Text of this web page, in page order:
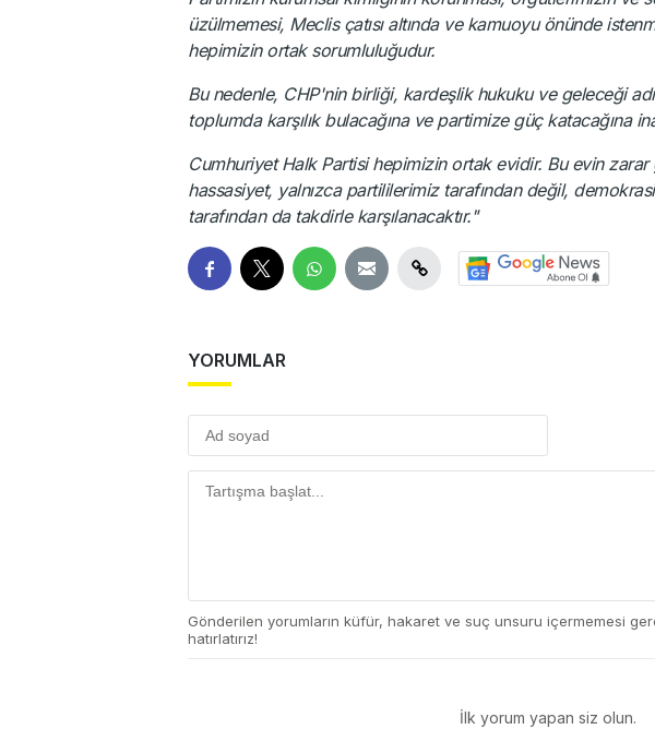
üzülmemesi, Meclis çatısı altında ve kamuoyu önünde
hepimizin ortak sorumluluğudur.
Bu nedenle, CHP'nin birliği, kardeşlik hukuku ve geleceği
toplumda karşılık bulacağına ve partimize güç katacağına
Cumhuriyet Halk Partisi hepimizin ortak evidir. Bu evin
hassasiyet, yalnızca partililerimiz tarafından değil,
tarafından da takdirle karşılanacaktır."
YORUMLAR
Gönderilen yorumların küfür, hakaret ve suç unsuru içermemesi
hatırlatırız!
İlk yorum yapan siz olun.